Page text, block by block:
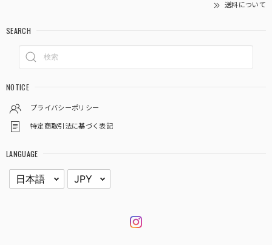
送料について
SEARCH
NOTICE
プライバシーポリシー
特定商取引法に基づく表記
LANGUAGE